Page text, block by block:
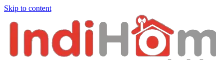
Skip to content